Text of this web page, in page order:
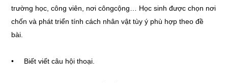
trường học, công viên, nơi côngcộng… Học sinh được chọn nơi
chốn và phát triển tính cách nhân vật tùy ý phù hợp theo đề
bài.
• Biết viết câu hội thoại.